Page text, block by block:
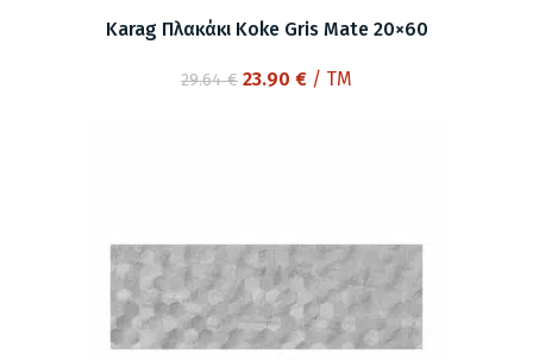
Karag Πλακάκι Koke Gris Mate 20×60
29.64€ Original
23.90 €Η/ TM